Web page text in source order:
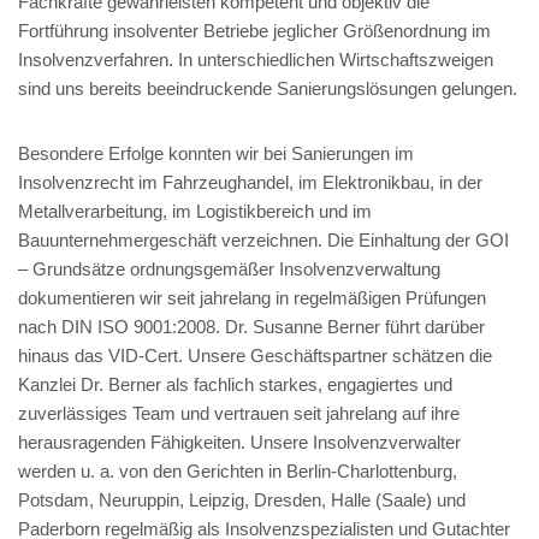
Fortführung insolventer Betriebe jeglicher Größenordnung im
Insolvenzverfahren. In unterschiedlichen Wirtschaftszweigen
sind uns bereits beeindruckende Sanierungslösungen gelungen.
Besondere Erfolge konnten wir bei Sanierungen im
Insolvenzrecht im Fahrzeughandel, im Elektronikbau, in der
Metallverarbeitung, im Logistikbereich und im
Bauunternehmergeschäft verzeichnen. Die Einhaltung der GOI
– Grundsätze ordnungsgemäßer Insolvenzverwaltung
dokumentieren wir seit jahrelang in regelmäßigen Prüfungen
nach DIN ISO 9001:2008. Dr. Susanne Berner führt darüber
hinaus das VID-Cert. Unsere Geschäftspartner schätzen die
Kanzlei Dr. Berner als fachlich starkes, engagiertes und
zuverlässiges Team und vertrauen seit jahrelang auf ihre
herausragenden Fähigkeiten. Unsere Insolvenzverwalter
werden u. a. von den Gerichten in Berlin-Charlottenburg,
Potsdam, Neuruppin, Leipzig, Dresden, Halle (Saale) und
Paderborn regelmäßig als Insolvenzspezialisten und Gutachter